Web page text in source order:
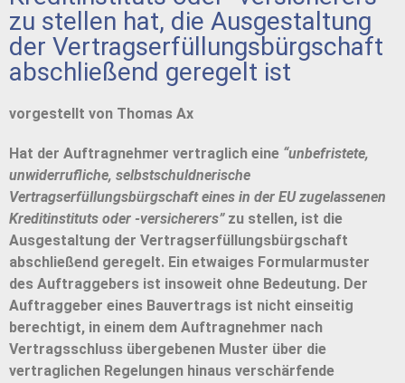
zu stellen hat, die Ausgestaltung
der Vertragserfüllungsbürgschaft
abschließend geregelt ist
vorgestellt von Thomas Ax
Hat der Auftragnehmer vertraglich eine “unbefristete,
unwiderrufliche, selbstschuldnerische
Vertragserfüllungsbürgschaft eines in der EU zugelassenen
Kreditinstituts oder -versicherers”zu stellen, ist die
Ausgestaltung der Vertragserfüllungsbürgschaft
abschließend geregelt. Ein etwaiges Formularmuster
des Auftraggebers ist insoweit ohne Bedeutung. Der
Auftraggeber eines Bauvertrags ist nicht einseitig
berechtigt, in einem dem Auftragnehmer nach
Vertragsschluss übergebenen Muster über die
vertraglichen Regelungen hinaus verschärfende